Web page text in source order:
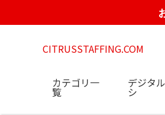
CITRUSSTAFFING.COM
カテゴリ一
覧
デジタ
シ